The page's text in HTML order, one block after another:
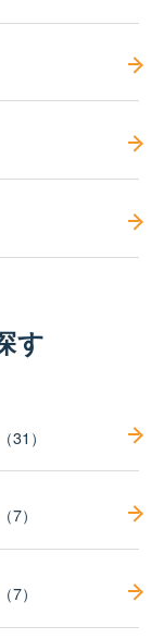
す
（31）
7）
7）